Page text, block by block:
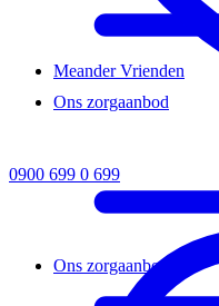
Ons zorgaanbod
Ons zorgaanbod
Meander Vrienden
0900 699 0 699